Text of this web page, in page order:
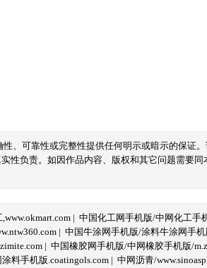
、可靠性或完整性提供任何明示或暗示的保证
性负责。如因作品内容、版权和其它问题需要同
| 中国化工网手机版/中网化工手
| 中国牛涂网手机版/涂料牛涂网手机
| 中国橡胶网手机版/中网橡胶手机版/
料手机版.coatingols.com | 中网沥青/